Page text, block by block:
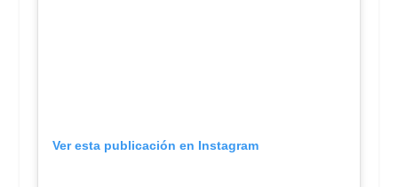
Ver esta publicación en Instagram